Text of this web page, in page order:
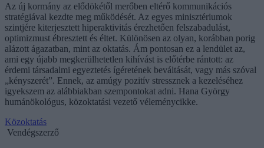
Az új kormány az elődökétől merőben eltérő kommunikációs
stratégiával kezdte meg működését. Az egyes minisztériumok
szintjére kiterjesztett hiperaktivitás érezhetően felszabadulást,
optimizmust ébresztett és éltet. Különösen az olyan, korábban porig
alázott ágazatban, mint az oktatás. Ám pontosan ez a lendület az,
ami egy újabb megkerülhetetlen kihívást is előtérbe rántott: az
érdemi társadalmi egyeztetés ígéretének beváltását, vagy más szóval
„kényszerét”. Ennek, az amúgy pozitív stressznek a kezeléséhez
igyekszem az alábbiakban szempontokat adni. Hana György
humánökológus, közoktatási vezető véleménycikke.
Közoktatás
Vendégszerző